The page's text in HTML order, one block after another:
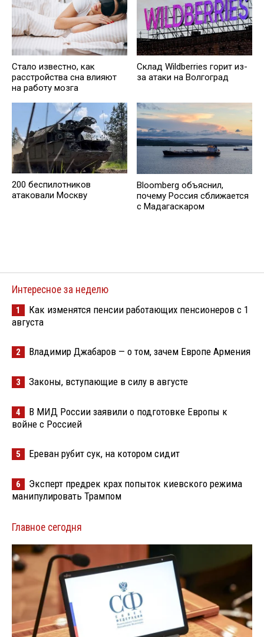
Стало известно, как
расстройства сна влияют
на работу мозга
Склад Wildberries горит из-
за атаки на Волгоград
200 беспилотников
атаковали Москву
Bloomberg объяснил,
почему Россия сближается
с Мадагаскаром
Интересное за неделю
1
Как изменятся пенсии работающих пенсионеров с 1
августа
2 Владимир Джабаров — о том, зачем Европе Армения
3 Законы, вступающие в силу в августе
4
В МИД России заявили о подготовке Европы к
войне с Россией
5 Ереван рубит сук, на котором сидит
6
Эксперт предрек крах попыток киевского режима
манипулировать Трампом
Главное сегодня